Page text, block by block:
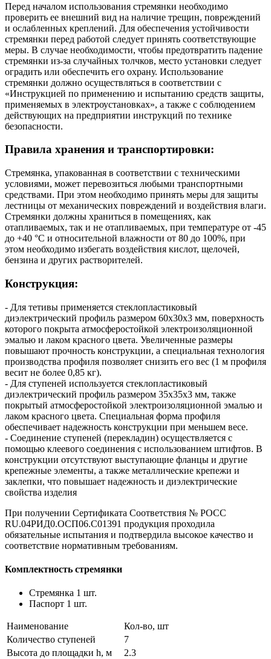
Перед началом использования стремянки необходимо
проверить ее внешний вид на наличие трещин, повреждений
и ослабленных креплений. Для обеспечения устойчивости
стремянки перед работой следует принять соответствующие
меры. В случае необходимости, чтобы предотвратить падение
стремянки из-за случайных толчков, место установки следует
оградить или обеспечить его охрану. Использование
стремянки должно осуществляться в соответствии с
«Инструкцией по применению и испытанию средств защиты,
применяемых в электроустановках», а также с соблюдением
действующих на предприятии инструкций по технике
безопасности.
Правила хранения и транспортировки:
Стремянка, упакованная в соответствии с техническими
условиями, может перевозиться любыми транспортными
средствами. При этом необходимо принять меры для защиты
лестницы от механических повреждений и воздействия влаги.
Стремянки должны храниться в помещениях, как
отапливаемых, так и не отапливаемых, при температуре от -45
до +40 °C и относительной влажности от 80 до 100%, при
этом необходимо избегать воздействия кислот, щелочей,
бензина и других растворителей.
Конструкция:
- Для тетивы применяется стеклопластиковый
диэлектрический профиль размером 60х30х3 мм, поверхность
которого покрыта атмосферостойкой электроизоляционной
эмалью и лаком красного цвета. Увеличенные размеры
повышают прочность конструкции, а специальная технология
производства профиля позволяет снизить его вес (1 м профиля
весит не более 0,85 кг).
- Для ступеней используется стеклопластиковый
диэлектрический профиль размером 35х35х3 мм, также
покрытый атмосферостойкой электроизоляционной эмалью и
лаком красного цвета. Специальная форма профиля
обеспечивает надежность конструкции при меньшем весе.
- Соединение ступеней (перекладин) осуществляется с
помощью клеевого соединения с использованием штифтов. В
конструкции отсутствуют выступающие фланцы и другие
крепежные элементы, а также металлические крепежи и
заклепки, что повышает надежность и диэлектрические
свойства изделия
При получении Сертификата Соответствия № РОСС
RU.04РИД0.ОСП06.С01391 продукция проходила
обязательные испытания и подтвердила высокое качество и
соответствие нормативным требованиям.
Комплектность стремянки
Стремянка 1 шт.
Паспорт 1 шт.
Наименование
Кол-во, шт
Количество ступеней
7
Высота до площадки h, м
2.3